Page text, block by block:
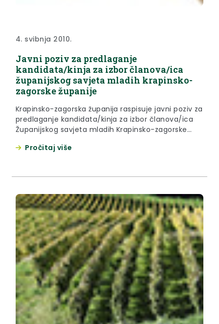
4. svibnja 2010.
Javni poziv za predlaganje
kandidata/kinja za izbor članova/ica
županijskog savjeta mladih krapinsko-
zagorske županije
Krapinsko-zagorska županija raspisuje javni poziv za
predlaganje kandidata/kinja za izbor članova/ica
Županijskog savjeta mladih Krapinsko-zagorske
izbora članova/ica Županijskog savjeta mladih
Pročitaj više